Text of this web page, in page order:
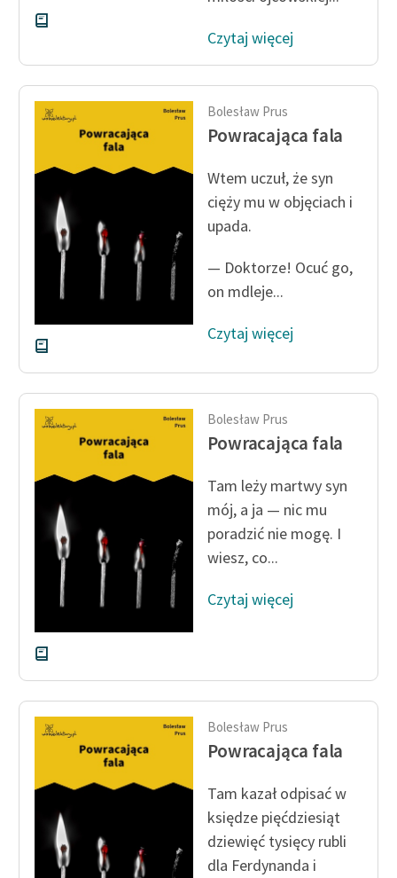
Czytaj więcej
Bolesław Prus
Powracająca fala
Wtem uczuł, że syn
cięży mu w objęciach i
upada.
— Doktorze! Ocuć go,
on mdleje...
Czytaj więcej
Bolesław Prus
Powracająca fala
Tam leży martwy syn
mój, a ja — nic mu
poradzić nie mogę. I
wiesz, co...
Czytaj więcej
Bolesław Prus
Powracająca fala
Tam kazał odpisać w
księdze pięćdziesiąt
dziewięć tysięcy rubli
dla Ferdynanda i